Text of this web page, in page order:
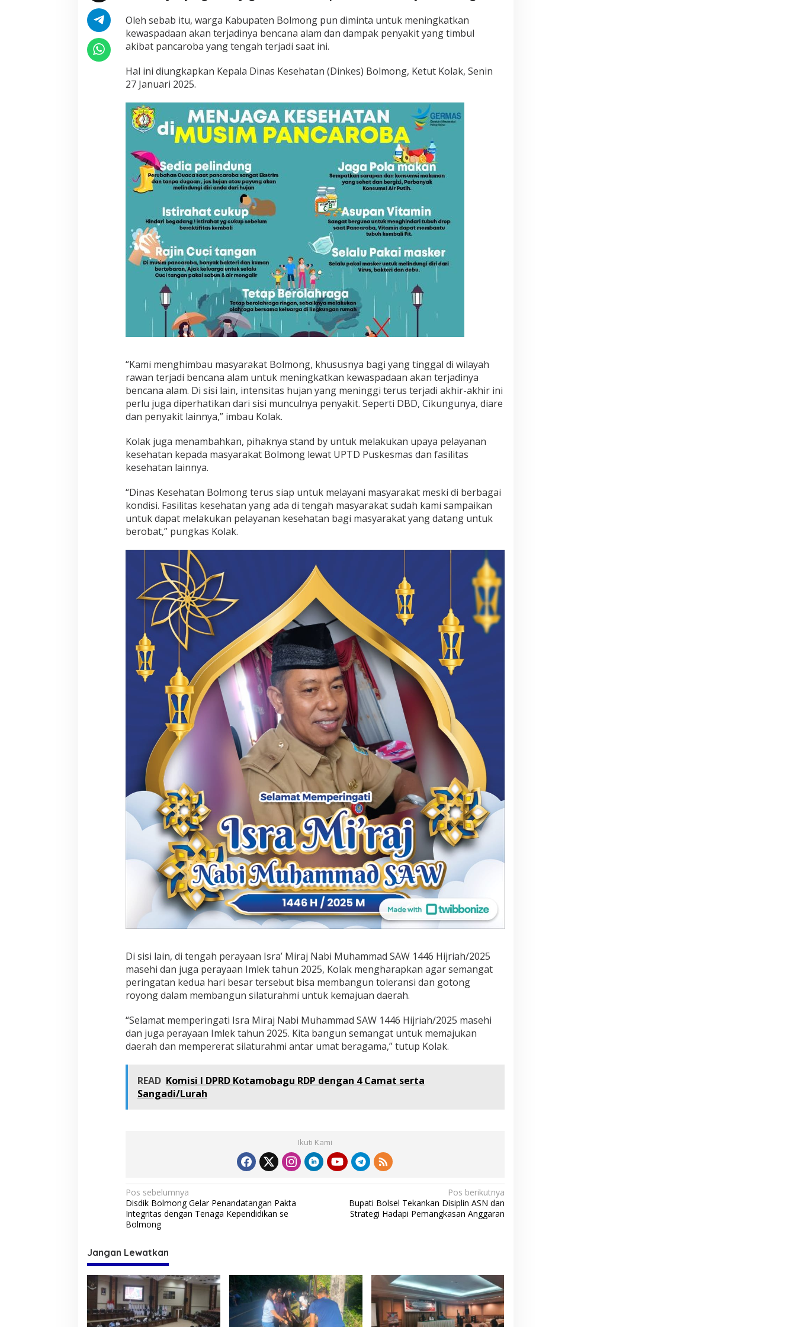
t
P
a
c
o
b
a
Oleh sebab itu, warga Kabupaten Bolmong pun diminta untuk meningkatkan
kewaspadaan akan terjadinya bencana alam dan dampak penyakit yang timbul
akibat pancaroba yang tengah terjadi saat ini.
Hal ini diungkapkan Kepala Dinas Kesehatan (Dinkes) Bolmong, Ketut Kolak, Senin
27 Januari 2025.
“Kami menghimbau masyarakat Bolmong, khususnya bagi yang tinggal di wilayah
rawan terjadi bencana alam untuk meningkatkan kewaspadaan akan terjadinya
bencana alam. Di sisi lain, intensitas hujan yang meninggi terus terjadi akhir-akhir ini
perlu juga diperhatikan dari sisi munculnya penyakit. Seperti DBD, Cikungunya, diare
dan penyakit lainnya,” imbau Kolak.
Kolak juga menambahkan, pihaknya stand by untuk melakukan upaya pelayanan
kesehatan kepada masyarakat Bolmong lewat UPTD Puskesmas dan fasilitas
kesehatan lainnya.
“Dinas Kesehatan Bolmong terus siap untuk melayani masyarakat meski di berbagai
kondisi. Fasilitas kesehatan yang ada di tengah masyarakat sudah kami sampaikan
untuk dapat melakukan pelayanan kesehatan bagi masyarakat yang datang untuk
berobat,” pungkas Kolak.
Di sisi lain, di tengah perayaan Isra’ Miraj Nabi Muhammad SAW 1446 Hijriah/2025
masehi dan juga perayaan Imlek tahun 2025, Kolak mengharapkan agar semangat
peringatan kedua hari besar tersebut bisa membangun toleransi dan gotong
royong dalam membangun silaturahmi untuk kemajuan daerah.
“Selamat memperingati Isra Miraj Nabi Muhammad SAW 1446 Hijriah/2025 masehi
dan juga perayaan Imlek tahun 2025. Kita bangun semangat untuk memajukan
daerah dan mempererat silaturahmi antar umat beragama,” tutup Kolak.
READ Komisi I DPRD Kotamobagu RDP dengan 4 Camat serta
Sangadi/Lurah
Ikuti Kami
N
a
v
i
g
a
s
i
Pos sebelumnya
Disdik Bolmong Gelar Penandatangan Pakta
Integritas dengan Tenaga Kependidikan se
Bolmong
Pos berikutnya
Bupati Bolsel Tekankan Disiplin ASN dan
Strategi Hadapi Pemangkasan Anggaran
Jangan Lewatkan